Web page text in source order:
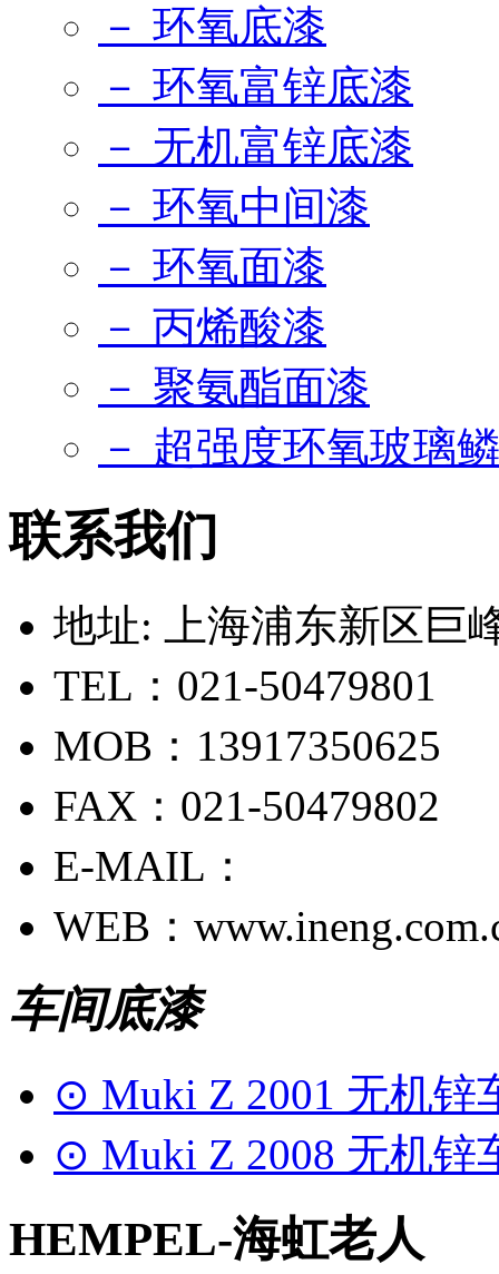
－ 环氧底漆
－ 环氧富锌底漆
－ 无机富锌底漆
－ 环氧中间漆
－ 环氧面漆
－ 丙烯酸漆
－ 聚氨酯面漆
－ 超强度环氧玻璃
联系我们
地址: 上海浦东新区巨
TEL：021-50479801
MOB：13917350625
FAX：021-50479802
E-MAIL：
WEB：
车间底漆
⊙ Muki Z 2001 无机锌
⊙ Muki Z 2008 无机锌
HEMPEL-海虹老人